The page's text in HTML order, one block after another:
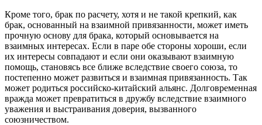
Кроме того, брак по расчету, хотя и не такой крепкий, как
брак, основанный на взаимной привязанности, может иметь
прочную основу для брака, который основывается на
взаимных интересах. Если в паре обе стороны хороши, если
их интересы совпадают и если они оказывают взаимную
помощь, становясь все ближе вследствие своего союза, то
постепенно может развиться и взаимная привязанность. Так
может родиться российско-китайский альянс. Долговременная
вражда может превратиться в дружбу вследствие взаимного
уважения и выстраивания доверия, вызванного
союзничеством.